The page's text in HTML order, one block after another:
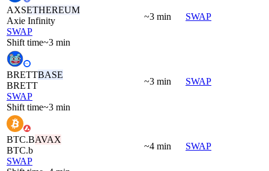
AXSETHEREUM
Axie Infinity
SWAP
Shift time~3 min
~3 min SWAP
BRETTBASE
BRETT
SWAP
Shift time~3 min
~3 min SWAP
BTC.BAVAX
BTC.b
SWAP
~4 min SWAP